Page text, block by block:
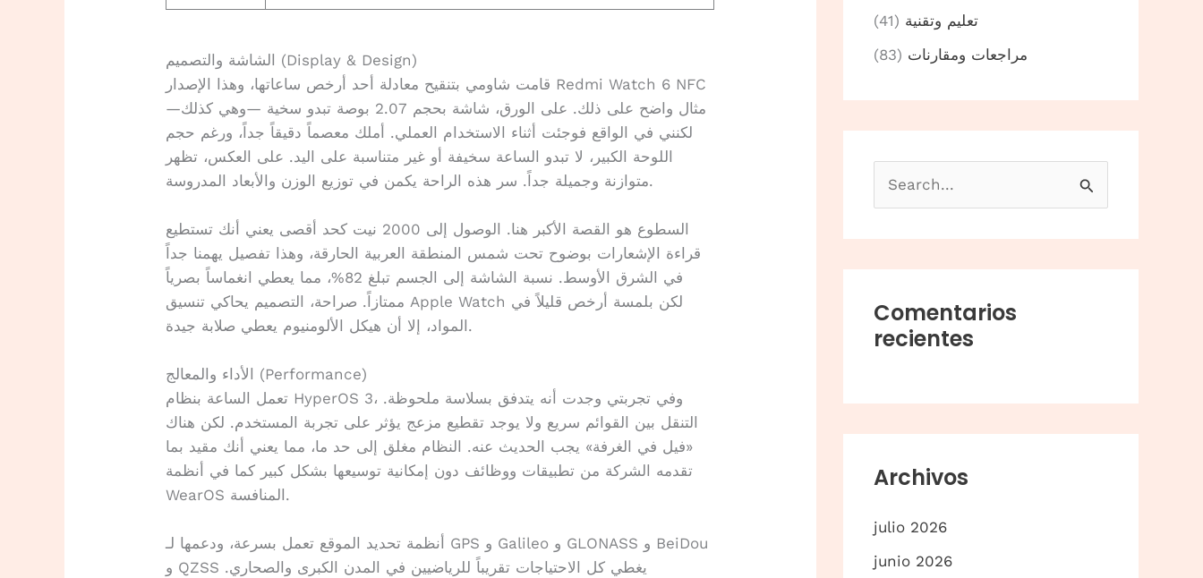
الشاشة والتصميم (Display & Design)
قامت شاومي بتنقيح معادلة أحد أرخص ساعاتها، وهذا الإصدار Redmi Watch 6 NFC
مثال واضح على ذلك. على الورق، شاشة بحجم 2.07 بوصة تبدو سخية —وهي كذلك—
لكنني في الواقع فوجئت أثناء الاستخدام العملي. أملك معصماً دقيقاً جداً، ورغم حجم
اللوحة الكبير، لا تبدو الساعة سخيفة أو غير متناسبة على اليد. على العكس، تظهر
متوازنة وجميلة جداً. سر هذه الراحة يكمن في توزيع الوزن والأبعاد المدروسة.
السطوع هو القصة الأكبر هنا. الوصول إلى 2000 نيت كحد أقصى يعني أنك تستطيع
قراءة الإشعارات بوضوح تحت شمس المنطقة العربية الحارقة، وهذا تفصيل يهمنا جداً
في الشرق الأوسط. نسبة الشاشة إلى الجسم تبلغ 82%، مما يعطي انغماساً بصرياً
ممتازاً. صراحة، التصميم يحاكي تنسيق Apple Watch لكن بلمسة أرخص قليلاً في
المواد، إلا أن هيكل الألومنيوم يعطي صلابة جيدة.
الأداء والمعالج (Performance)
تعمل الساعة بنظام HyperOS 3، وفي تجربتي وجدت أنه يتدفق بسلاسة ملحوظة.
التنقل بين القوائم سريع ولا يوجد تقطيع مزعج يؤثر على تجربة المستخدم. لكن هناك
«فيل في الغرفة» يجب الحديث عنه. النظام مغلق إلى حد ما، مما يعني أنك مقيد بما
تقدمه الشركة من تطبيقات ووظائف دون إمكانية توسيعها بشكل كبير كما في أنظمة
WearOS المنافسة.
أنظمة تحديد الموقع تعمل بسرعة، ودعمها لـ GPS و Galileo و GLONASS و BeiDou
و QZSS يغطي كل الاحتياجات تقريباً للرياضيين في المدن الكبرى والصحاري.
تعليم وتقنية (41)
مراجعات ومقارنات (83)
u
s
c
Comentarios
recientes
Archivos
julio 2026
junio 2026